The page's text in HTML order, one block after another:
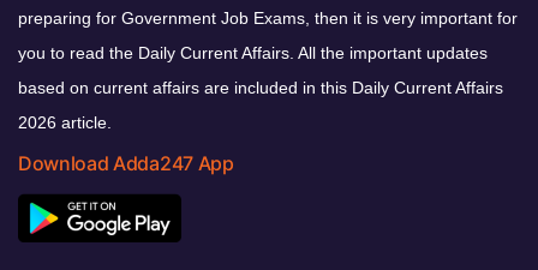
preparing for Government Job Exams, then it is very important for
you to read the Daily Current Affairs. All the important updates
based on current affairs are included in this Daily Current Affairs
2026 article.
Download Adda247 App